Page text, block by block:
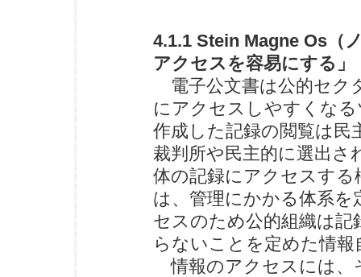
4.1.1 Stein Magne Os（
アクセスを容易にする」
電子公文書は公的セク
にアクセスしやすくな
作成した記録の閲覧は民
裁判所や民主的に選出さ
体の記録にアクセスす
は、管理にかかる体系
セスのため公的組織は
らないことを定めた情
情報のアクセスには、